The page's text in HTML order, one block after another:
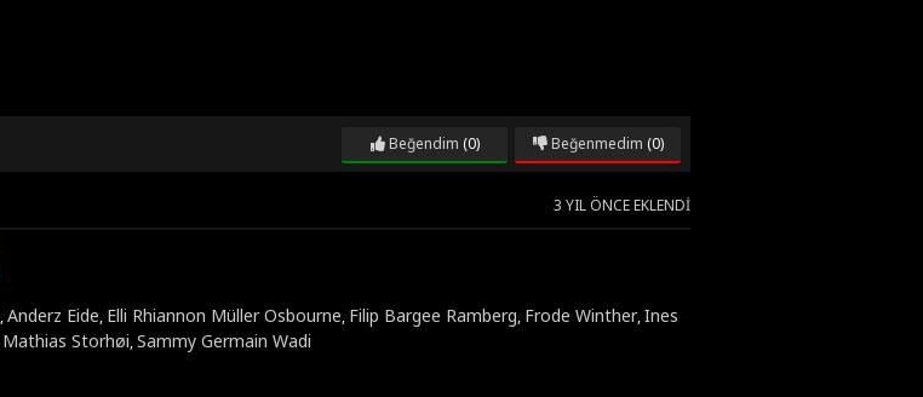
Beğendim (0) Beğenmedim (0)
3 YIL ÖNCE EKLENDI
,Anderz Eide, Elli Rhiannon Müller Osbourne, Filip Bargee Ramberg, Frode Winther,Ines
Mathias Storhøi,Sammy Germain Wadi